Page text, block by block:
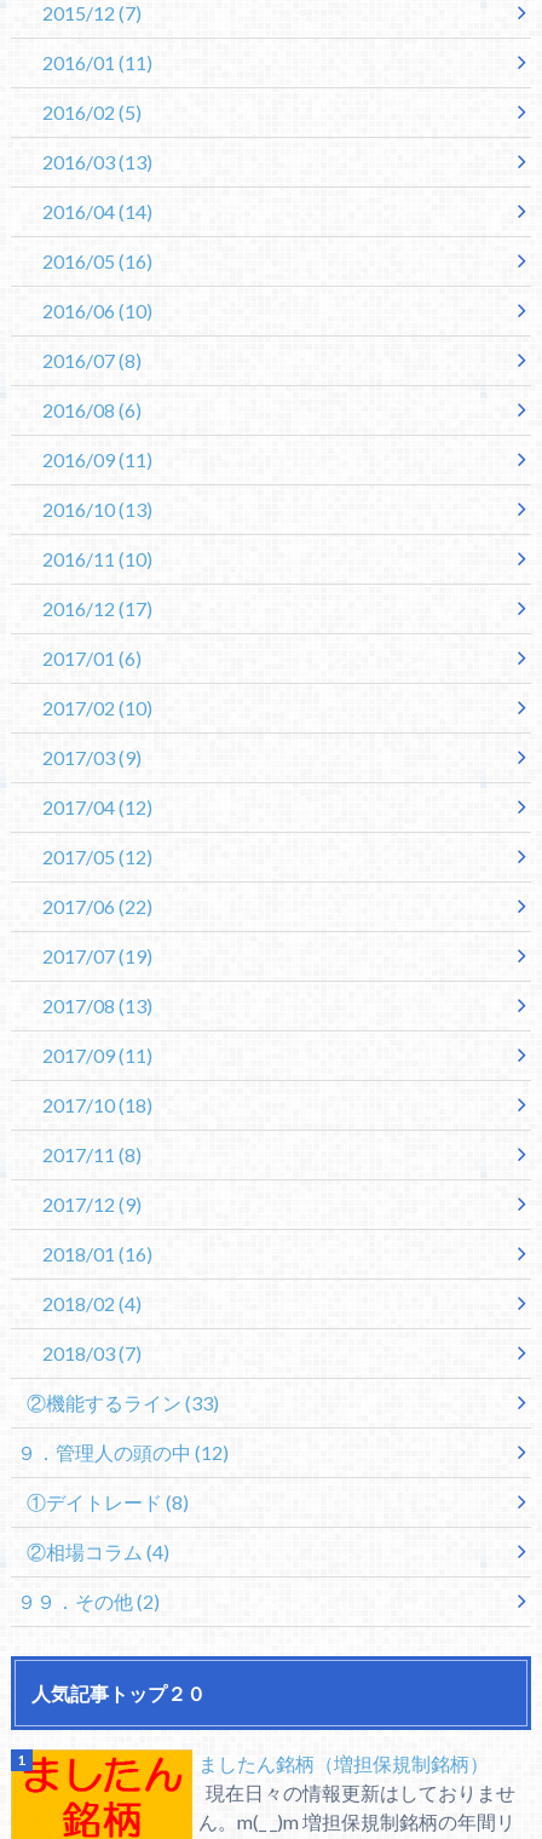
2015/12 (7)
2016/01 (11)
2016/02 (5)
2016/03(13)
2016/04(14)
2016/05 (16)
2016/06 (10)
2016/07(8)
2016/08 (6)
2016/09(11)
2016/10(13)
2016/11 (10)
2016/12 (17)
2017/01 (6)
2017/02 (10)
2017/03(9)
2017/04(12)
2017/05(12)
2017/06(22)
2017/07(19)
2017/08 (13)
2017/09(11)
2017/10(18)
2017/11 (8)
2017/12 (9)
2018/01 (16)
2018/02 (4)
2018/03(7)
②機能するライン (33)
９．管理人の頭の中 (12)
①デイトレード (8)
②相場コラム (4)
９９．その他(2)
人気記事トップ２０
ましたん銘柄（増担保規制銘柄）
現在日々の情報更新はしておりませ
ん。m(_ _)m 増担保規制銘柄の年間リ